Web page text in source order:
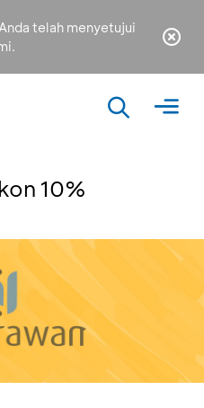
telah menyetujui
10%